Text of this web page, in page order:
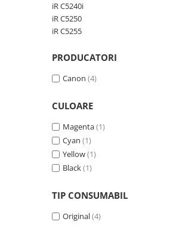
Injectoare PoE
Accesorii retelistica
UPS & Stabilizatoare
Baterii UPS
Accesorii UPS
Servere, Storage & NAS
iR C5240i
iR C5250
iR C5255
PRODUCATORI
Canon (4)
CULOARE
Magenta(1)
Cyan (1)
Yellow(1)
Black(1)
TIP CONSUMABIL
Original(4)